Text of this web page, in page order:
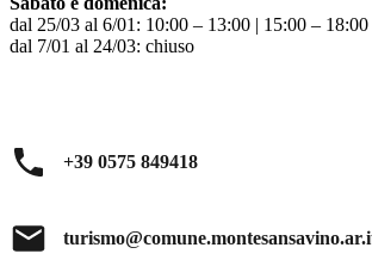
dal 25/03 al 6/01: 10:00 – 13:00 | 15:00 – 18:00
dal 7/01 al 24/03: chiuso
+39 0575 849418